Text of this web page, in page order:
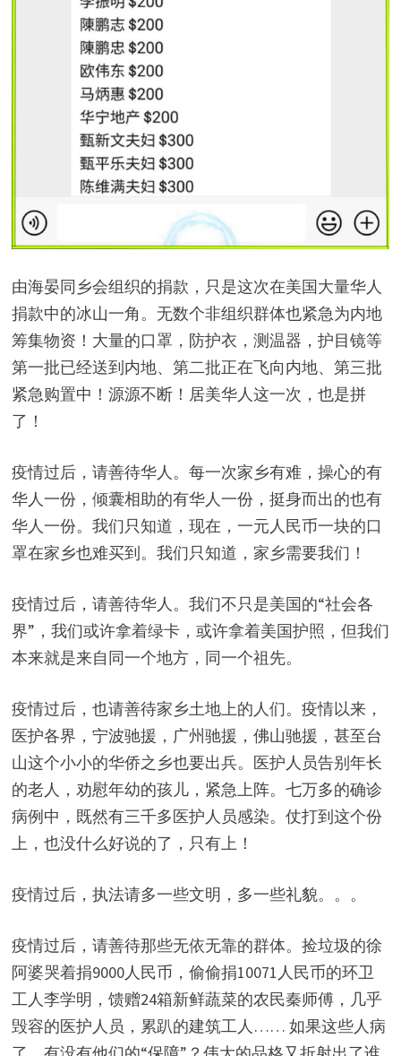
由海晏同乡会组织的捐款，只是这次在美国大量华人
捐款中的冰山一角。无数个非组织群体也紧急为内地
筹集物资！大量的口罩，防护衣，测温器，护目镜等
第一批已经送到内地、第二批正在飞向内地、第三批
紧急购置中！源源不断！居美华人这一次，也是拼
了！
疫情过后，请善待华人。每一次家乡有难，操心的有
华人一份，倾囊相助的有华人一份，挺身而出的也有
华人一份。我们只知道，现在，一元人民币一块的口
罩在家乡也难买到。我们只知道，家乡需要我们！
疫情过后，请善待华人。我们不只是美国的“社会各
界”，我们或许拿着绿卡，或许拿着美国护照，但我们
本来就是来自同一个地方，同一个祖先。
疫情过后，也请善待家乡土地上的人们。疫情以来，
医护各界，宁波驰援，广州驰援，佛山驰援，甚至台
山这个小小的华侨之乡也要出兵。医护人员告别年长
的老人，劝慰年幼的孩儿，紧急上阵。七万多的确诊
病例中，既然有三千多医护人员感染。仗打到这个份
上，也没什么好说的了，只有上！
疫情过后，执法请多一些文明，多一些礼貌。。。
疫情过后，请善待那些无依无靠的群体。捡垃圾的徐
阿婆哭着捐9000人民币，偷偷捐10071人民币的环卫
工人李学明，馈赠24箱新鲜蔬菜的农民秦师傅，几乎
毁容的医护人员，累趴的建筑工人…… 如果这些人病